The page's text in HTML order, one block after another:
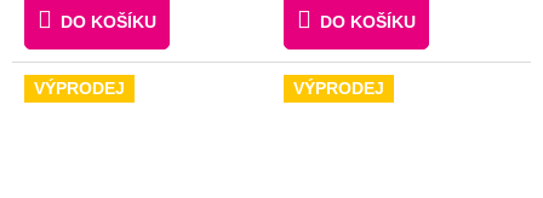
DO KOŠÍKU
PIXELŮ ZDARMA
DO KOŠÍKU
VÝPRODEJ VÝPRODEJ